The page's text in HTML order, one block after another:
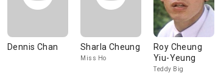
Dennis Chan Sharla Cheung
Miss Ho
Roy Cheung
Yiu-Yeung
Teddy Big